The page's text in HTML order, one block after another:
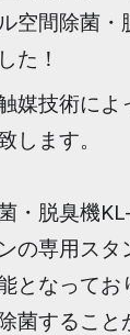
空間除菌・
た！
媒技術によ
します。
脱臭機KL-
の専用スタ
となってお
菌すること